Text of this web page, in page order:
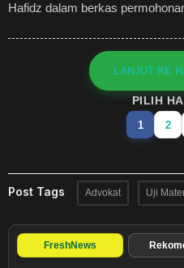
Hafidz dalam berkas
LANJUT KE
PILIH
1 2
Post Tags Advokat Uji
FreshNews